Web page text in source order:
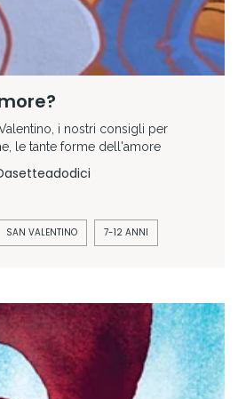
i nostri consigli per
le tante forme dell'amore
SAN VALENTINO 7-12 ANNI